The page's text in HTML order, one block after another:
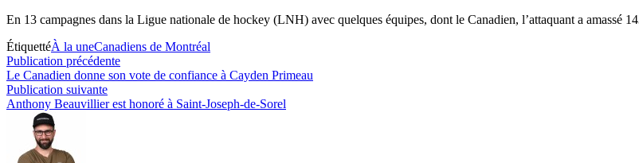
En 13 campagnes dans la Ligue nationale de hockey (LNH) avec quelques équipes, dont le Canadien, l’attaquant a amassé
ÉtiquettéÀ la uneCanadiens de Montréal
Navigation
de
l’article
Publication précédentePublication
précédente :
Le Canadien donne son vote de confiance à Cayden Primeau
Publication suivantePublication
suivante :
Anthony Beauvillier est honoré à Saint-Joseph-de-Sorel